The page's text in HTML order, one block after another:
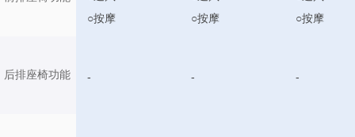
后排座椅功能
○按摩
○按摩
○按摩
- - -